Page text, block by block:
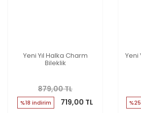
Yeni Yıl Halka Charm
Bileklik
879,00 TL
%18 indirim 719,00 TL
Yeni